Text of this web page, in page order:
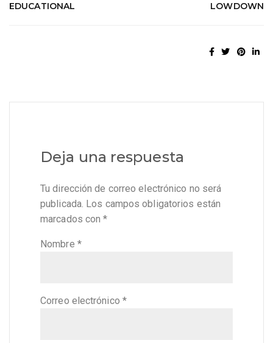
EDUCATIONAL
LOWDOWN
Deja una respuesta
Tu dirección de correo electrónico no será
publicada. Los campos obligatorios están
marcados con*
Nombre *
Correo electrónico *